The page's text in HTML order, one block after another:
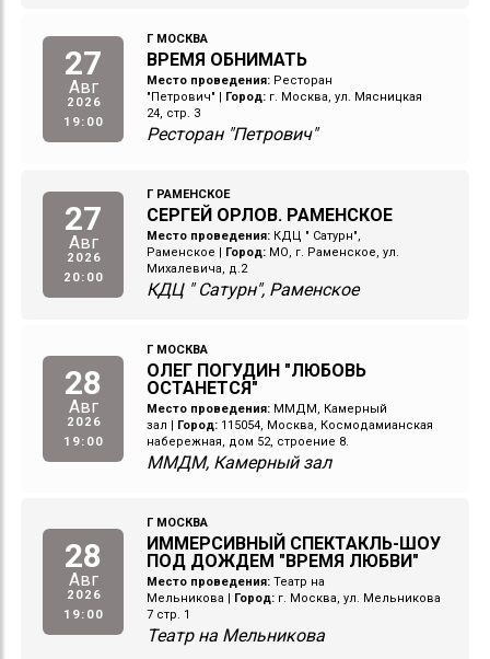
27
Авг
2026
19:00
Г МОСКВА
ВРЕМЯ ОБНИМАТЬ
Место проведения: Ресторан
"Петрович"
Город: г. Москва, ул. Мясницкая
24, стр. 3
Ресторан "Петрович"
27
Авг
2026
20:00
Г РАМЕНСКОЕ
СЕРГЕЙ ОРЛОВ. РАМЕНСКОЕ
Место проведения: КДЦ " Сатурн",
Раменское
Город: МО, г. Раменское, ул.
Михалевича, д.2
КДЦ " Сатурн", Раменское
28
Авг
2026
19:00
Г МОСКВА
ОЛЕГ ПОГУДИН "ЛЮБОВЬ
ОСТАНЕТСЯ"
Место проведения: ММДМ, Камерный
зал
Город: 115054, Москва, Космодамианская
набережная, дом 52, строение 8.
ММДМ, Камерный зал
28
Авг
2026
19:00
Г МОСКВА
ИММЕРСИВНЫЙ СПЕКТАКЛЬ-ШОУ
ПОД ДОЖДЕМ "ВРЕМЯ ЛЮБВИ"
Место проведения: Театр на
Мельникова
Город: г. Москва, ул. Мельникова
7 стр. 1
Театр на Мельникова